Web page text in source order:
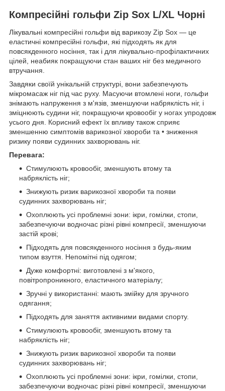
Компресійні гольфи Zip Sox L/XL Чорні
Лікувальні компресійні гольфи від варикозу Zip Sox — це
еластичні компресійні гольфи, які підходять як для
повсякденного носіння, так і для лікувально-профілактичних
цілей, неабияк покращуючи стан ваших ніг без медичного
втручання.
Завдяки своїй унікальній структурі, вони забезпечують
мікромасаж ніг під час руху. Масуючи втомлені ноги, гольфи
знімають напруження з м'язів, зменшуючи набряклість ніг, і
зміцнюють судини ніг, покращуючи кровообіг у ногах упродовж
усього дня. Корисний ефект їх впливу також сприяє
зменшенню симптомів варикозної хвороби та • зниження
ризику появи судинних захворювань ніг.
Перевага:
Стимулюють кровообіг, зменшують втому та
набряклість ніг;
Знижують ризик варикозної хвороби та появи
судинних захворювань ніг;
Охоплюють усі проблемні зони: ікри, гомілки, стопи,
забезпечуючи водночас різні рівні компресії, зменшуючи
застій крові;
Підходять для повсякденного носіння з будь-яким
типом взуття. Непомітні під одягом;
Дуже комфортні: виготовлені з м'якого,
повітропроникного, еластичного матеріалу;
Зручні у використанні: мають змійку для зручного
одягання;
Підходять для заняття активними видами спорту.
Стимулюють кровообіг, зменшують втому та
набряклість ніг;
Знижують ризик варикозної хвороби та появи
судинних захворювань ніг;
Охоплюють усі проблемні зони: ікри, гомілки, стопи,
забезпечуючи водночас різні рівні компресії, зменшуючи